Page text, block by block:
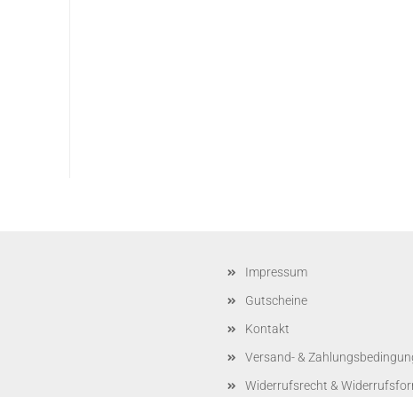
Impressum
Gutscheine
Kontakt
Versand- &
Widerrufsrecht &